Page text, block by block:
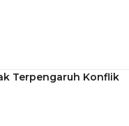
Terpengaruh Konflik